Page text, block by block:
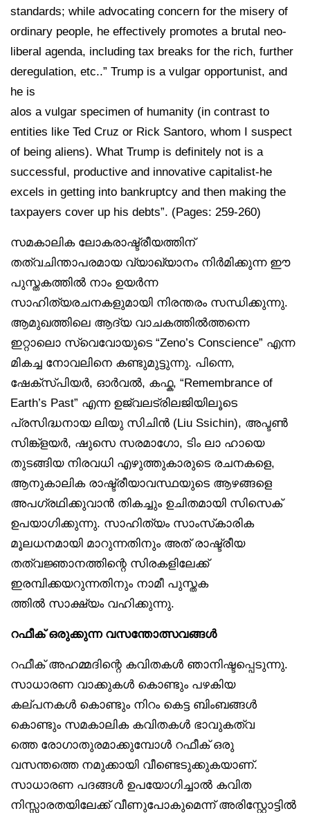
standards; while advocating concern for the misery of
ordinary people, he effectively promotes a brutal neo-
liberal agenda, including tax breaks for the rich, further
deregulation, etc..” Trump is a vulgar opportunist, and
he is
alos a vulgar specimen of humanity (in contrast to
entities like Ted Cruz or Rick Santoro, whom I suspect
of being aliens). What Trump is definitely not is a
successful, productive and innovative capitalist-he
excels in getting into bankruptcy and then making the
taxpayers cover up his debts”. (Pages: 259-260)
സമകാലിക ലോകരാഷ്ട്രീയത്തിന്
തത്വചിന്താപരമായ വ്യാഖ്യാനം നിർമിക്കുന്ന ഈ
പുസ്തകത്തിൽ നാം ഉയർന്ന
സാഹിത്യരചനകളുമായി നിരന്തരം സന്ധിക്കുന്നു.
ആമുഖത്തിലെ ആദ്യ വാചകത്തിൽത്തന്നെ
ഇറ്റാലൊ സ്വെവോയുടെ “Zeno’s Conscience” എന്ന
മികച്ച നോവലിനെ കണ്ടുമുട്ടുന്നു. പിന്നെ,
ഷേക്‌സ്പിയർ, ഓർവൽ, കഫ്ക, “Remembrance of
Earth’s Past” എന്ന ഉജ്വലട്രിലജിയിലൂടെ
പ്രസിദ്ധനായ ലിയു സിചിൻ (Liu Ssichin), അപ്ടൺ
സിങ്ക്‌ളയർ, ഷുസെ സരമാഗോ, ടിം ലാ ഹായെ
തുടങ്ങിയ നിരവധി എഴുത്തുകാരുടെ രചനകളെ,
ആനുകാലിക രാഷ്ട്രീയാവസ്ഥയുടെ ആഴങ്ങളെ
അപഗ്രഥിക്കുവാൻ തികച്ചും ഉചിതമായി സിസെക്
ഉപയാഗിക്കുന്നു. സാഹിത്യം സാംസ്‌കാരിക
മൂലധനമായി മാറുന്നതിനും അത് രാഷ്ട്രീയ
തത്വജ്ഞാനത്തിന്റെ സിരകളിലേക്ക്
ഇരമ്പിക്കയറുന്നതിനും നാമീ പുസ്തക
ത്തിൽ സാക്ഷ്യം വഹിക്കുന്നു.
റഫീക് ഒരുക്കുന്ന വസന്തോത്സവങ്ങൾ
റഫീക് അഹമ്മദിന്റെ കവിതകൾ ഞാനിഷ്ടപ്പെടുന്നു.
സാധാരണ വാക്കുകൾ കൊണ്ടും പഴകിയ
കല്പനകൾ കൊണ്ടും നിറം കെട്ട ബിംബങ്ങൾ
കൊണ്ടും സമകാലിക കവിതകൾ ഭാവുകത്വ
ത്തെ രോഗാതുരമാക്കുമ്പോൾ റഫീക് ഒരു
വസന്തത്തെ നമുക്കായി വീണ്ടെടുക്കുകയാണ്.
സാധാരണ പദങ്ങൾ ഉപയോഗിച്ചാൽ കവിത
നിസ്സാരതയിലേക്ക് വീണുപോകുമെന്ന് അരിസ്റ്റോട്ടിൽ